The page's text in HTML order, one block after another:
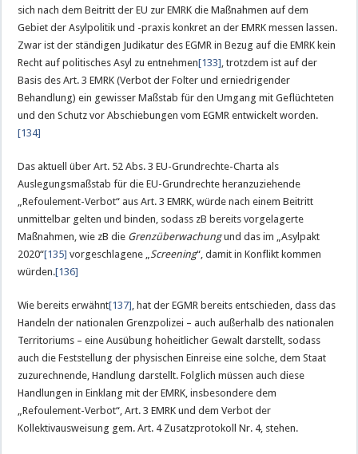
sich nach dem Beitritt der EU zur EMRK die Maßnahmen auf dem
Gebiet der Asylpolitik und -praxis konkret an der EMRK messen lassen.
Zwar ist der ständigen Judikatur des EGMR in Bezug auf die EMRK kein
Recht auf politisches Asyl zu entnehmen[133], trotzdem ist auf der
Basis des Art. 3 EMRK (Verbot der Folter und erniedrigender
Behandlung) ein gewisser Maßstab für den Umgang mit Geflüchteten
und den Schutz vor Abschiebungen vom EGMR entwickelt worden.
[134]
Das aktuell über Art. 52 Abs. 3 EU-Grundrechte-Charta als
Auslegungsmaßstab für die EU-Grundrechte heranzuziehende
„Refoulement-Verbot“ aus Art. 3 EMRK, würde nach einem Beitritt
unmittelbar gelten und binden, sodass zB bereits vorgelagerte
Maßnahmen, wie zB die Grenzüberwachungund das im „Asylpakt
2020“[135] vorgeschlagene „Screening“, damit in Konflikt kommen
würden.[136]
Wie bereits erwähnt[137], hat der EGMR bereits entschieden, dass das
Handeln der nationalen Grenzpolizei – auch außerhalb des nationalen
Territoriums – eine Ausübung hoheitlicher Gewalt darstellt, sodass
auch die Feststellung der physischen Einreise eine solche, dem Staat
zuzurechnende, Handlung darstellt. Folglich müssen auch diese
Handlungen in Einklang mit der EMRK, insbesondere dem
„Refoulement-Verbot“, Art. 3 EMRK und dem Verbot der
Kollektivausweisung gem. Art. 4 Zusatzprotokoll Nr. 4, stehen.